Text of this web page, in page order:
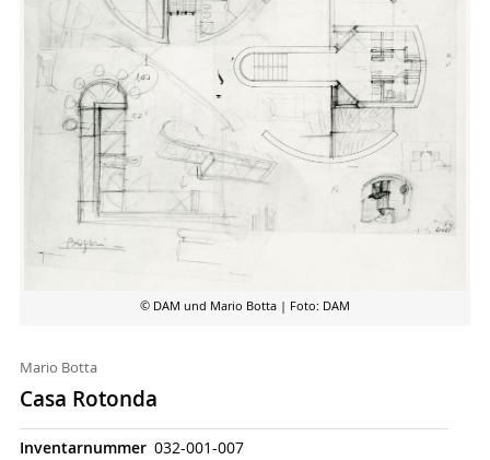
© DAM und Mario Botta | Foto: DAM
Mario Botta
Casa Rotonda
Inventarnummer 032-001-007